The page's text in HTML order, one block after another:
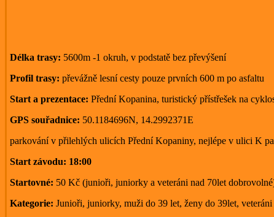
Délka trasy: 5600m -1 okruh, v podstatě bez převýšení
Profil trasy: převážně lesní cesty pouze prvních 600 m po asfaltu
Start a prezentace: Přední Kopanina, turistický přístřešek na
GPS souřadnice: 50.1184696N, 14.2992371E
parkování v přilehlých ulicích Přední Kopaniny, nejlépe v ulici K
Start závodu: 18:00
Startovné: 50 Kč (junioři, juniorky a veteráni nad 70let
Kategorie: Junioři, juniorky, muži do 39 let, ženy do 39let,